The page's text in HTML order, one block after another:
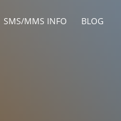
SMS/MMS INFO BLOG